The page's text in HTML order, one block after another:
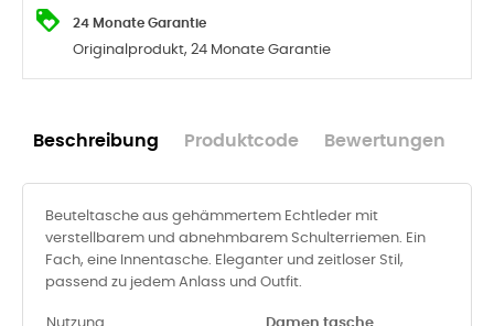
24 Monate Garantie
Originalprodukt, 24 Monate Garantie
Beschreibung Produktcode Bewertungen
Beuteltasche aus gehämmertem Echtleder mit
verstellbarem und abnehmbarem Schulterriemen. Ein
Fach, eine Innentasche. Eleganter und zeitloser Stil,
passend zu jedem Anlass und Outfit.